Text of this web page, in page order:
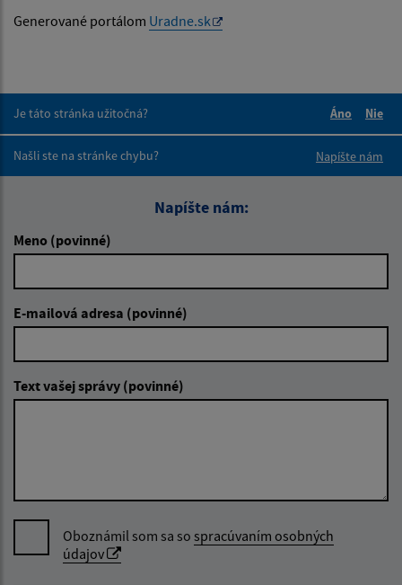
Generované portálom Uradne.sk
Je táto stránka užitočná?
Áno
Nie
Našli ste na stránke chybu?
Napíšte nám
Napíšte nám:
Meno (povinné)
E-mailová adresa (povinné)
Text vašej správy (povinné)
Oboznámil som sa so spracúvaním osobných
údajov